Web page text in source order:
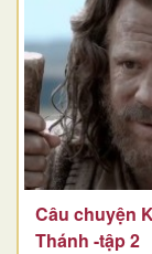
Câu chuyện
Thánh -tập 2